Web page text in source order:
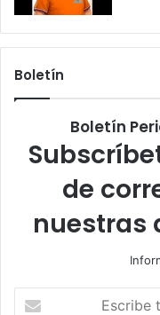
Boletín
Boletín
de
nuestras